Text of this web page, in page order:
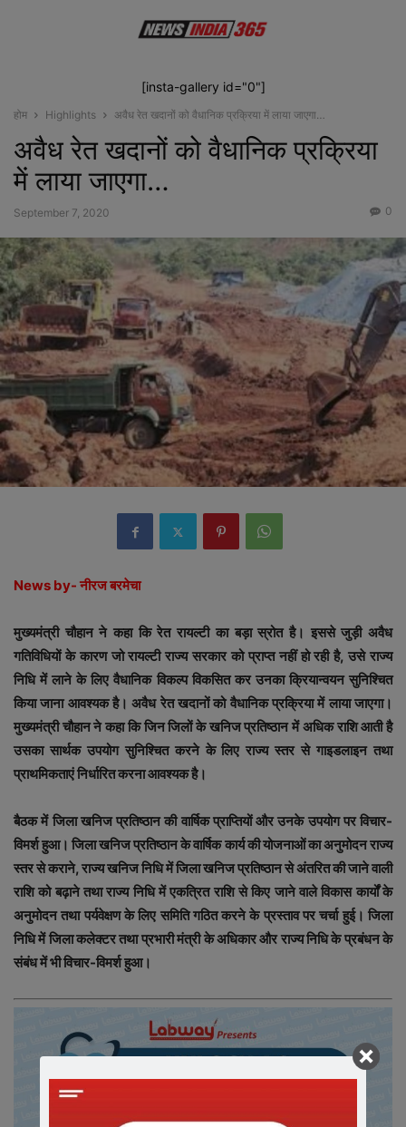
[insta-gallery id="0"]
होम Highlights अवैध रेत खदानों को वैधानिक प्रक्रिया में लाया जाएगा…
अवैध रेत खदानों को वैधानिक प्रक्रिया
में लाया जाएगा…
September 7, 2020 0
News by- नीरज बरमेचा
मुख्यमंत्री चौहान ने कहा कि रेत रायल्टी का बड़ा स्रोत है। इससे जुड़ी अवैध
गतिविधियों के कारण जो रायल्टी राज्य सरकार को प्राप्त नहीं हो रही है, उसे राज्य
निधि में लाने के लिए वैधानिक विकल्प विकसित कर उनका क्रियान्वयन सुनिश्चित
किया जाना आवश्यक है। अवैध रेत खदानों को वैधानिक प्रक्रिया में लाया जाएगा।
मुख्यमंत्री चौहान ने कहा कि जिन जिलों के खनिज प्रतिष्ठान में अधिक राशि आती है
उसका सार्थक उपयोग सुनिश्चित करने के लिए राज्य स्तर से गाइडलाइन तथा
प्राथमिकताएं निर्धारित करना आवश्यक है।
बैठक में जिला खनिज प्रतिष्ठान की वार्षिक प्राप्तियों और उनके उपयोग पर विचार-
विमर्श हुआ। जिला खनिज प्रतिष्ठान के वार्षिक कार्य की योजनाओं का अनुमोदन राज्य
स्तर से कराने, राज्य खनिज निधि में जिला खनिज प्रतिष्ठान से अंतरित की जाने वाली
राशि को बढ़ाने तथा राज्य निधि में एकत्रित राशि से किए जाने वाले विकास कार्यों के
अनुमोदन तथा पर्यवेक्षण के लिए समिति गठित करने के प्रस्ताव पर चर्चा हुई। जिला
निधि में जिला कलेक्टर तथा प्रभारी मंत्री के अधिकार और राज्य निधि के प्रबंधन के
संबंध में भी विचार-विमर्श हुआ।